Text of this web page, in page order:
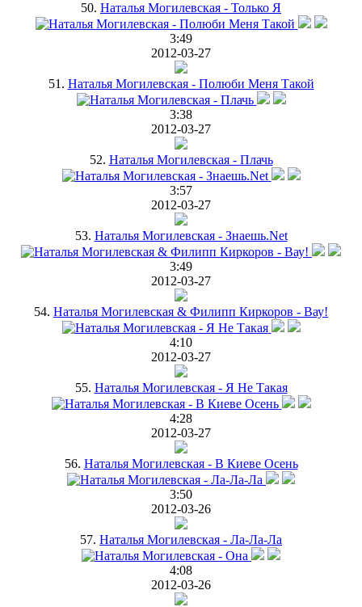
50. Наталья Могилевская - Только Я
3:49
2012-03-27
51. Наталья Могилевская - Полюби Меня Такой
3:38
2012-03-27
52. Наталья Могилевская - Плачь
3:57
2012-03-27
53. Наталья Могилевская - Знаешь.Net
3:49
2012-03-27
54. Наталья Могилевская & Филипп Киркоров - Вау!
4:10
2012-03-27
55. Наталья Могилевская - Я Не Такая
4:28
2012-03-27
56. Наталья Могилевская - В Киеве Осень
3:50
2012-03-26
57. Наталья Могилевская - Ла-Ла-Ла
4:08
2012-03-26